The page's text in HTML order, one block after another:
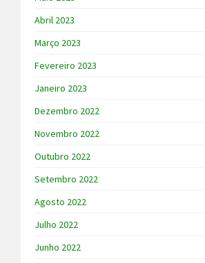
Abril 2023
Março 2023
Fevereiro 2023
Janeiro 2023
Dezembro 2022
Novembro 2022
Outubro 2022
Setembro 2022
Agosto 2022
Julho 2022
Junho 2022